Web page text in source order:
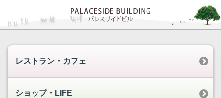
レストラン・カフェ
ショップ・LIFE